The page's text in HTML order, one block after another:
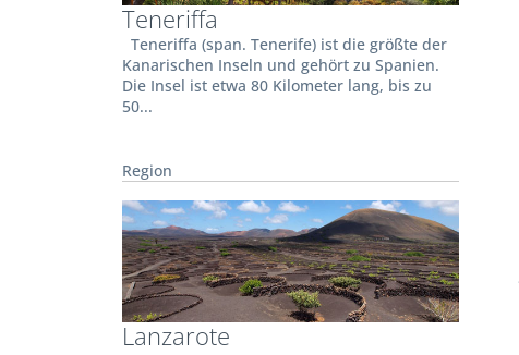
Teneriffa
Teneriffa (span. Tenerife) ist die größte der
Kanarischen Inseln und gehört zu Spanien.
Die Insel ist etwa 80 Kilometer lang, bis zu
50...
Region
Lanzarote